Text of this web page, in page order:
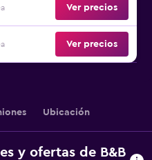
Ver precios
Ver precios
Ubicación
y ofertas de B&B